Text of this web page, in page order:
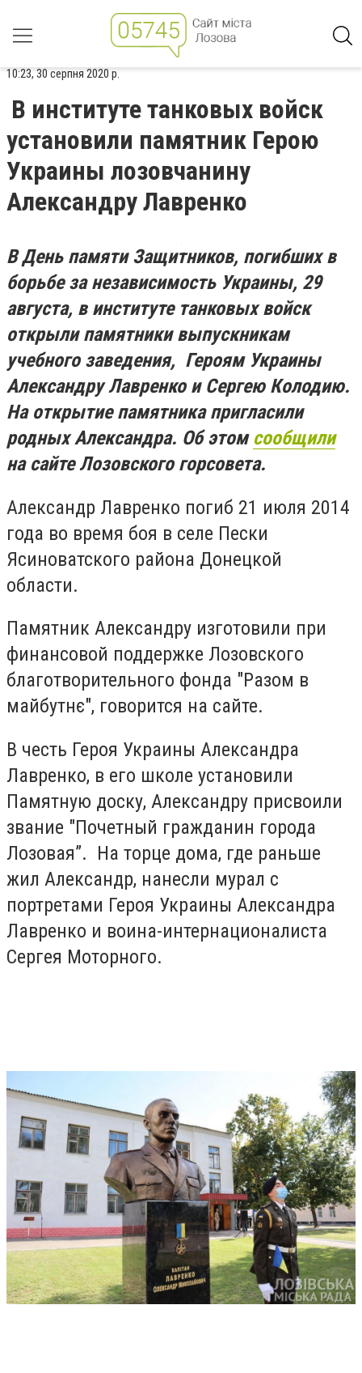
10:23, 30 серпня 2020 р.
В институте танковых войск
установили памятник Герою
Украины лозовчанину
Александру Лавренко
В День памяти Защитников, погибших в
борьбе за независимость Украины, 29
августа, в институте танковых войск
открыли памятники выпускникам
учебного заведения, Героям Украины
Александру Лавренко и Сергею Колодию.
На открытие памятника пригласили
родных Александра. Об этом сообщили
на сайте Лозовского горсовета.
Александр Лавренко погиб 21 июля 2014
года во время боя в селе Пески
Ясиноватского района Донецкой
области.
Памятник Александру изготовили при
финансовой поддержке Лозовского
благотворительного фонда "Разом в
майбутнє", говорится на сайте.
В честь Героя Украины Александра
Лавренко, в его школе установили
Памятную доску, Александру присвоили
звание "Почетный гражданин города
Лозовая”. На торце дома, где раньше
жил Александр, нанесли мурал с
портретами Героя Украины Александра
Лавренко и воина-интернационалиста
Сергея Моторного.